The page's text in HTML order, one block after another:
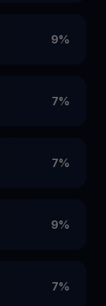
9%
7%
7%
9%
7%